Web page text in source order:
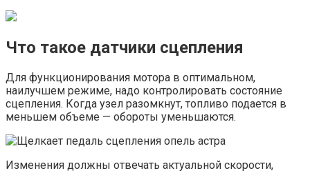
Что такое датчики сцепления
Для функционирования мотора в оптимальном,
наилучшем режиме, надо контролировать состояние
сцепления. Когда узел разомкнут, топливо подается в
меньшем объеме — обороты уменьшаются.
Изменения должны отвечать актуальной скорости,